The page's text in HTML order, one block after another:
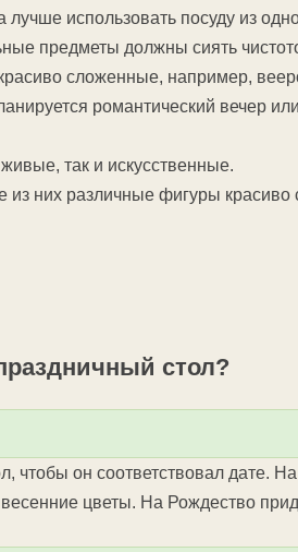
лучше использовать посуду из
предметы должны сиять
сложенные, например,
романтический вечер
так и искусственные.
них различные фигуры красиво
стол?
чтобы он соответствовал дате.
цветы. На Рождество